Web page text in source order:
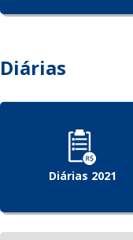
Diárias
Diárias 2021